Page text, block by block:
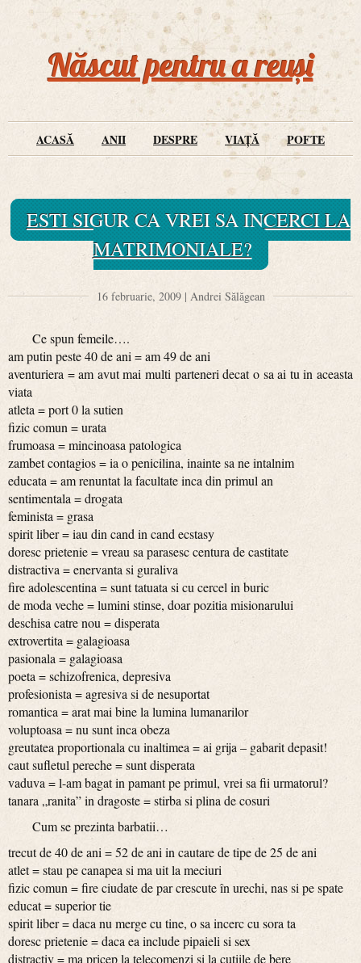
Născut pentru a reuși
ACASĂ ANII DESPRE VIAȚĂ POFTE
ESTI SIGUR CA VREI SA INCERCI LA
MATRIMONIALE?
16 februarie, 2009 | Andrei Sălăgean
Ce spun femeile….
am putin peste 40 de ani = am 49 de ani
aventuriera = am avut mai multi parteneri decat o sa ai tu in aceasta
viata
atleta = port 0 la sutien
fizic comun = urata
frumoasa = mincinoasa patologica
zambet contagios = ia o penicilina, inainte sa ne intalnim
educata = am renuntat la facultate inca din primul an
sentimentala = drogata
feminista = grasa
spirit liber = iau din cand in cand ecstasy
doresc prietenie = vreau sa parasesc centura de castitate
distractiva = enervanta si guraliva
fire adolescentina = sunt tatuata si cu cercel in buric
de moda veche = lumini stinse, doar pozitia misionarului
deschisa catre nou = disperata
extrovertita = galagioasa
pasionala = galagioasa
poeta = schizofrenica, depresiva
profesionista = agresiva si de nesuportat
romantica = arat mai bine la lumina lumanarilor
voluptoasa = nu sunt inca obeza
greutatea proportionala cu inaltimea = ai grija – gabarit depasit!
caut sufletul pereche = sunt disperata
vaduva = l-am bagat in pamant pe primul, vrei sa fii urmatorul?
tanara „ranita” in dragoste = stirba si plina de cosuri
Cum se prezinta barbatii…
trecut de 40 de ani = 52 de ani in cautare de tipe de 25 de ani
atlet = stau pe canapea si ma uit la meciuri
fizic comun = fire ciudate de par crescute în urechi, nas si pe spate
educat = superior tie
spirit liber = daca nu merge cu tine, o sa incerc cu sora ta
doresc prietenie = daca ea include pipaieli si sex
distractiv = ma pricep la telecomenzi si la cutiile de bere